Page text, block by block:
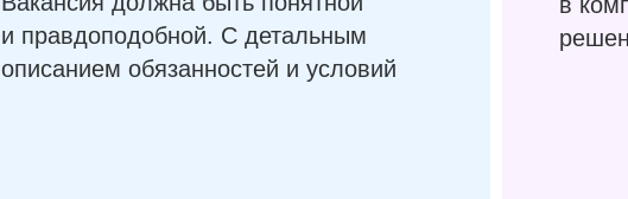
и правдоподобной. С детальным
описанием обязанностей и условий